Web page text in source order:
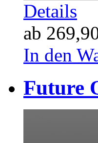
Details
ab
In den
Future